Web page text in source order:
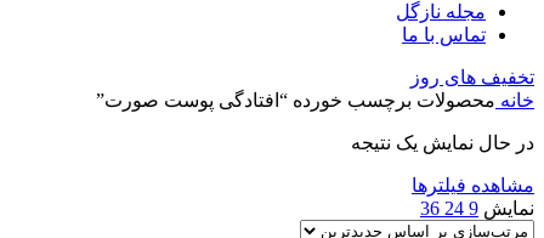
مجله نازگل
تماس با ما
تخفیف های روز
خانه محصولات برچسب خورده “افتادگی پوست صورت”
در حال نمایش یک نتیجه
مشاهده فیلترها
نمایش 9
24
36